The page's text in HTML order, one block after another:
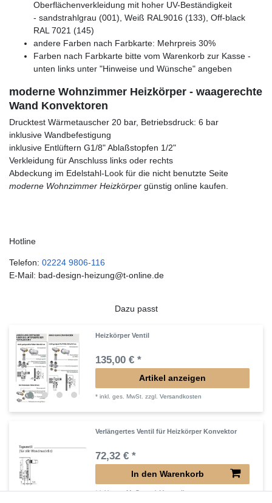
Oberflächenverkleidung mit hoher UV-Beständigkeit
- sandstrahlgrau (001), Weiß RAL9016 (133), Off-black
RAL 7021 (145)
andere Farben nach Farbkarte: Mehrpreis 30%
Farben nach Farbkarte bitte vom Warenkorb zur Kasse -
unten links unter "Hinweise und Wünsche" angeben
moderne Wohnzimmer Heizkörper - waagerechte
Wand Konvektoren
Drucktest Wärmetauscher 20 bar, Betriebsdruck: 6 bar
inklusive Wandbefestigung
inklusive Entlüftern G1/8" Ablaßstopfen 1/2"
Verkleidung für Anschluss links oder rechts
Abdeckung im Edelstahl-Look für die nicht benutzte Seite
moderne Wohnzimmer Heizkörper günstig online kaufen.
Hotline
Telefon: 02224 9806-116
E-Mail: bad-design-heizung@t-online.de
Dazu passt
Heizkörper Ventil
135,00 € *
Artikel anzeigen
*inkl. ges. MwSt. zzgl.Versandkosten
Verlängertes Ventil für Heizkörper Konvektor
72,32 € *
In den Warenkorb
*inkl. ges. MwSt.zzgl.Versandkosten